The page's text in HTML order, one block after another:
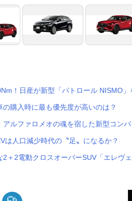
！日産が新型「パトロール NISMO」
購入時に最も優先度が高いのは？
ルファロメオの魂を宿した新型コン
は人口減少時代の〝足〟になるか？
＋2電動クロスオーバーSUV「エレヴ